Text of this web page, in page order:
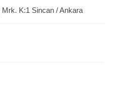
Mrk. K:1 Sincan /Ankara